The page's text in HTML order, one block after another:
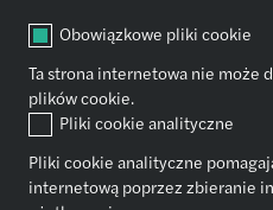
Doradztwo podatkowe
Outsourcing
Konsulting
Doradztwo finansowe
Zrównoważony rozwój i ESG
Obowiązkowe pliki cookie
Ta strona internetowa nie może
plików cookie.
Pliki cookie analityczne
Pliki cookie analityczne
internetową poprzez zbieranie